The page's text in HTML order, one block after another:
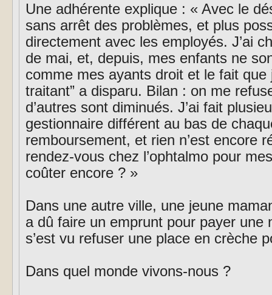
Une adhérente explique : « Avec le
sans arrêt des problèmes, et plus
directement avec les employés. J’ai
de mai, et, depuis, mes enfants ne
comme mes ayants droit et le fait que
traitant” a disparu. Bilan : on me
d’autres sont diminués. J’ai fait
gestionnaire différent au bas de
remboursement, et rien n’est encore
rendez-vous chez l’ophtalmo pour
coûter encore ? »
Dans une autre ville, une jeune
a dû faire un emprunt pour payer une
s’est vu refuser une place en crèche
Dans quel monde vivons-nous ?